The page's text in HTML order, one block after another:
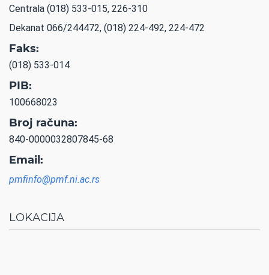
Centrala (018) 533-015, 226-310
Dekanat 066/244472, (018) 224-492, 224-472
Faks:
(018) 533-014
PIB:
100668023
Broj računa:
840-0000032807845-68
Email:
pmfinfo@pmf.ni.ac.rs
LOKACIJA